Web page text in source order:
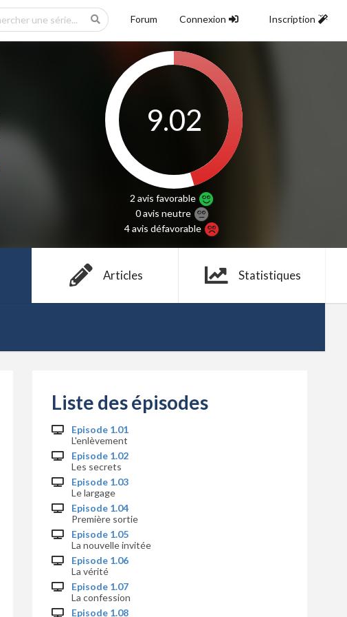
Forum Connexion Inscription
9.02
2 avisfavorable
0 avis neutre
4 avisdéfavorable
Articles Statistiques
Liste des épisodes
Episode 1.01
L'enlèvement
Episode 1.02
Les secrets
Episode 1.03
Le largage
Episode 1.04
Première sortie
Episode 1.05
La nouvelle invitée
Episode 1.06
La vérité
Episode 1.07
La confession
Episode 1.08